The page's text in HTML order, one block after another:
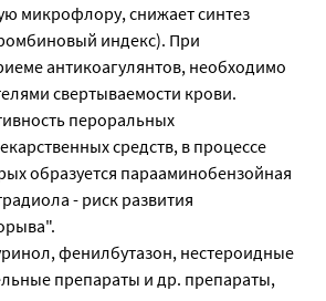
микрофлору, снижает синтез
индекс). При
антикоагулянтов, необходимо
свертываемости крови.
пероральных
средств, в процессе
образуется парааминобензойная
- риск развития
фенилбутазон, нестероидные
препараты и др. препараты,